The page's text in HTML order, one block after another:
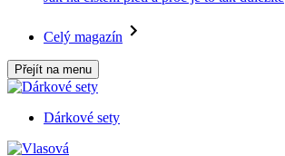
Celý magazín
Přejít na menu
Dárkové sety